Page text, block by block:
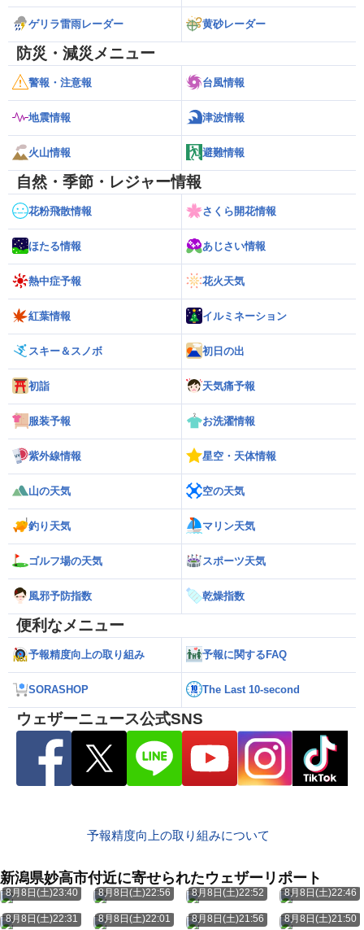
ゲリラ雷雨レーダー 黄砂レーダー
防災・減災メニュー
警報・注意報 台風情報
地震情報 津波情報
火山情報 避難情報
自然・季節・レジャー情報
花粉飛散情報 さくら開花情報
ほたる情報 あじさい情報
熱中症予報 花火天気
紅葉情報 イルミネーション
スキー＆スノボ 初日の出
初詣 天気痛予報
服装予報 お洗濯情報
紫外線情報 星空・天体情報
山の天気 空の天気
釣り天気 マリン天気
ゴルフ場の天気 スポーツ天気
風邪予防指数 乾燥指数
便利なメニュー
予報精度向上の取り組み 予報に関するFAQ
SORASHOP The Last 10-second
ウェザーニュース公式SNS
予報精度向上の取り組みについて
新潟県妙高市付近に寄せられたウェザーリポート
8月8日(土)23:40 8月8日(土)22:56 8月8日(土)22:52 8月8日(土)22:46
8月8日(土)22:31 8月8日(土)22:01 8月8日(土)21:56 8月8日(土)21:50